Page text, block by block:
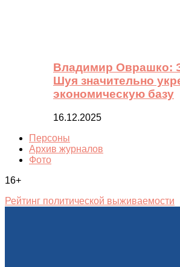
Владимир Оврашко:
Шуя значительно
экономическую базу
16.12.2025
Персоны
Архив журналов
Фото
16+
Рейтинг политической выживаемости